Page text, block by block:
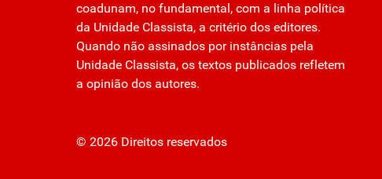
coadunam, no fundamental, com a linha política
da Unidade Classista, a critério dos editores.
Quando não assinados por instâncias pela
Unidade Classista, os textos publicados refletem
a opinião dos autores.
© 2026 Direitos reservados